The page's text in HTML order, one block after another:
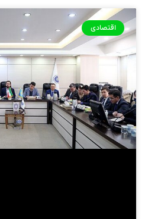
اقتصادی